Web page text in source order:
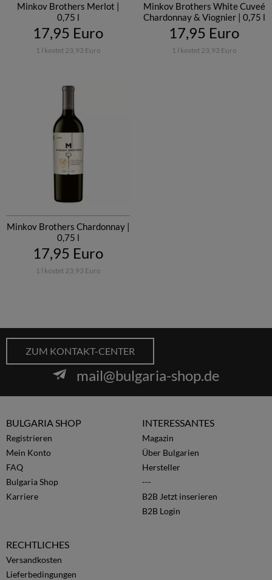
Minkov Brothers Merlot |
0,75 l
17,95 Euro
1 l kostet 23,93 Euro
Minkov Brothers White Cuveé
Chardonnay & Viognier | 0,75 l
17,95 Euro
1 l kostet 23,93 Euro
Minkov Brothers Chardonnay |
0,75 l
17,95 Euro
1 l kostet 23,93 Euro
ZUM KONTAKT-CENTER
mail@bulgaria-shop.de
BULGARIA SHOP
Registrieren
Mein Konto
FAQ
Bulgaria Shop
Karriere
INTERESSANTES
Magazin
Über Bulgarien
Hersteller
---
B2B Jetzt inserieren
B2B Login
RECHTLICHES
Versandkosten
Lieferbedingungen